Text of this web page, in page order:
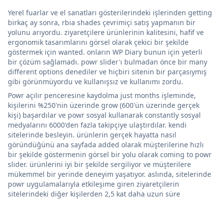
Yerel fuarlar ve el sanatları gösterilerindeki işlerinden getting
birkaç ay sonra, rbia shades çevrimiçi satış yapmanın bir
yolunu arıyordu. ziyaretçilere ürünlerinin kalitesini, hafif ve
ergonomik tasarımlarını görsel olarak çekici bir şekilde
göstermek için wanted. onların WP Diary bunun için yeterli
bir çözüm sağlamadı. powr slider'ı bulmadan önce bir many
different options denediler ve hiçbiri sitenin bir parçasıymış
gibi görünmüyordu ve kullanışsız ve kullanımı zordu.
Powr açılır penceresine kaydolma just months işleminde,
kişilerini %250'nin üzerinde grow (600'ün üzerinde gerçek
kişi) başardılar ve powr sosyal kullanarak constantly sosyal
medyalarını 6000'den fazla takipçiye ulaştırdılar. kendi
sitelerinde besleyin. ürünlerin gerçek hayatta nasıl
göründüğünü ana sayfada added olarak müşterilerine hızlı
bir şekilde göstermenin görsel bir yolu olarak coming to powr
slider. ürünlerini iyi bir şekilde sergiliyor ve müşterilere
mükemmel bir yerinde deneyim yaşatıyor. aslında, sitelerinde
powr uygulamalarıyla etkileşime giren ziyaretçilerin
sitelerindeki diğer kişilerden 2,5 kat daha uzun süre